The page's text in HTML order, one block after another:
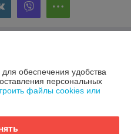
ИП Терехов Александр Сергеевич
обеспечения удобства
персональных
файлы cookies или